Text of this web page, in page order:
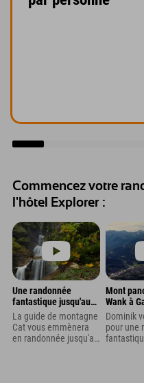
Commencez votre
l'hôtel Explorer :
Une randonnée
fantastique jusqu'au
mont Schafkopf et aux
cascades de Kuhflucht
près de Garmisch-
Partenkirchen
La guide de montagne
Cat vous emmènera
en randonnée jusqu'au
Mont
Wank à
sur la
Dominik
pour une